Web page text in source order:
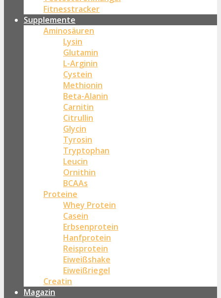
Fitnesstracker
Supplemente
Aminosäuren
Lysin
Glutamin
L-Arginin
Cystein
Methionin
Beta-Alanin
Carnitin
Citrullin
Glycin
Tyrosin
Tryptophan
Leucin
Ornithin
BCAAs
Proteine
Whey Protein
Casein
Erbsenprotein
Hanfprotein
Reisprotein
Eiweißshake
Eiweißriegel
Creatin
Magazin